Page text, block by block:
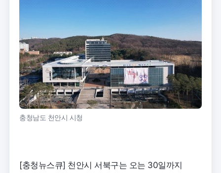
충청남도 천안시 시청
[충청뉴스큐] 천안시 서북구는 오는 30일까지